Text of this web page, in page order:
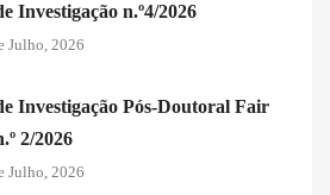
Investigação n.º4/2026
Julho, 2026
Investigação Pós-Doutoral Fair
2/2026
Julho, 2026